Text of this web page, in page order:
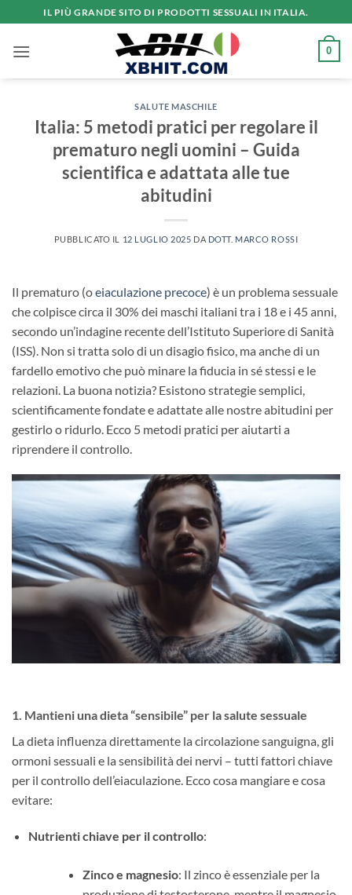
ai
contenuti
IL PIÙ GRANDE SITO DI PRODOTTI SESSUALI IN ITALIA.
0
SALUTE MASCHILE
Italia: 5 metodi pratici per regolare il
prematuro negli uomini – Guida
scientifica e adattata alle tue
abitudini
PUBBLICATO IL 12 LUGLIO 2025 DA DOTT. MARCO ROSSI
Il prematuro (oeiaculazione precoce) è un problema sessuale
che colpisce circa il 30% dei maschi italiani tra i 18 e i 45 anni,
secondo un’indagine recente dell’Istituto Superiore di Sanità
(ISS). Non si tratta solo di un disagio fisico, ma anche di un
fardello emotivo che può minare la fiducia in sé stessi e le
relazioni. La buona notizia? Esistono strategie semplici,
scientificamente fondate e adattate alle nostre abitudini per
gestirlo o ridurlo. Ecco 5 metodi pratici per aiutarti a
riprendere il controllo.
1. ​ Mantieni una dieta “sensibile” per la salute sessuale
La dieta influenza direttamente la circolazione sanguigna, gli
ormoni sessuali e la sensibilità dei nervi – tutti fattori chiave
per il controllo dell’eiaculazione. Ecco cosa mangiare e cosa
evitare:
Nutrienti chiave per il controllo:
Zinco e magnesio: Il zinco è essenziale per la